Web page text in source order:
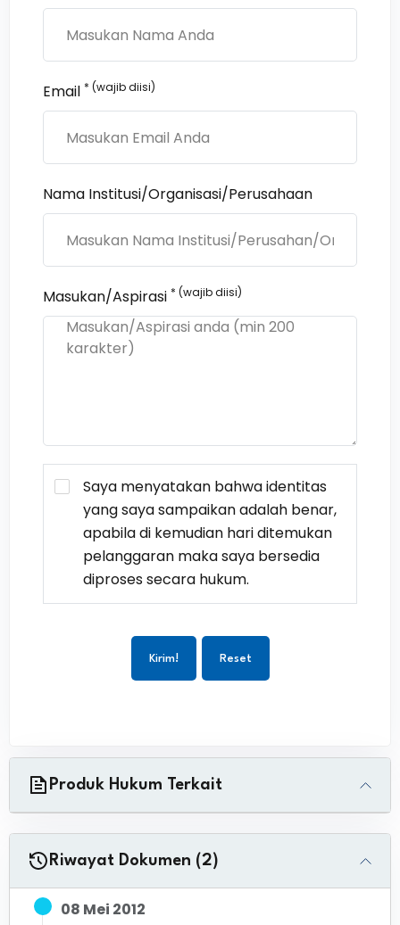
Email * (wajib diisi)
Nama Institusi/Organisasi/Perusahaan
Masukan/Aspirasi * (wajib diisi)
Saya menyatakan bahwa identitas
yang saya sampaikan adalah benar,
apabila di kemudian hari ditemukan
pelanggaran maka saya bersedia
diproses secara hukum.
Kirim! Reset
Produk Hukum Terkait
Riwayat Dokumen (2)
08 Mei 2012